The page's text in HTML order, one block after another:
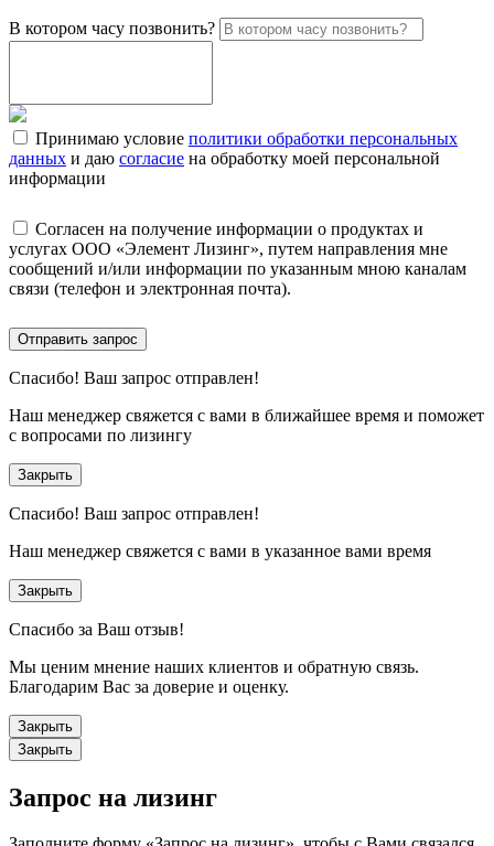
В котором часу позвонить?
Принимаю условие политики обработки персональных
данных и даю согласие на обработку моей персональной
информации
Согласен на получение информации о продуктах и
услугах ООО «Элемент Лизинг», путем направления мне
сообщений и/или информации по указанным мною каналам
связи (телефон и электронная почта).
Отправить запрос
Спасибо! Ваш запрос отправлен!
Наш менеджер свяжется с вами в ближайшее время и поможет
с вопросами по лизингу
Закрыть
Спасибо! Ваш запрос отправлен!
Наш менеджер свяжется с вами в указанное вами время
Закрыть
Спасибо за Ваш отзыв!
Мы ценим мнение наших клиентов и обратную связь.
Благодарим Вас за доверие и оценку.
Закрыть
Закрыть
Запрос на лизинг